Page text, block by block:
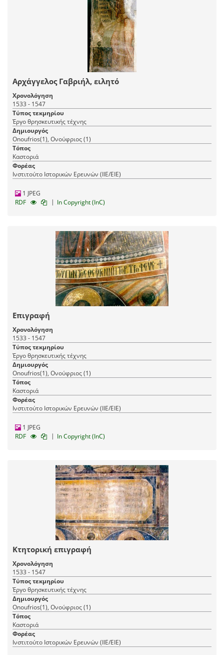
Αρχάγγελος Γαβριήλ, ειλητό
Χρονολόγηση
1533 - 1547
Τύπος τεκμηρίου
Έργο θρησκευτικής τέχνης
Δημιουργός
Onoufrios(1), Ονούφριος (1)
Τόπος
Καστοριά
Φορέας
Ινστιτούτο Ιστορικών Ερευνών (ΙΙΕ/ΕΙΕ)
1 JPEG
RDF
| In Copyright (InC)
Επιγραφή
Χρονολόγηση
1533 - 1547
Τύπος τεκμηρίου
Έργο θρησκευτικής τέχνης
Δημιουργός
Onoufrios(1), Ονούφριος (1)
Τόπος
Καστοριά
Φορέας
Ινστιτούτο Ιστορικών Ερευνών (ΙΙΕ/ΕΙΕ)
1 JPEG
RDF
| In Copyright (InC)
Κτητορική επιγραφή
Χρονολόγηση
1533 - 1547
Τύπος τεκμηρίου
Έργο θρησκευτικής τέχνης
Δημιουργός
Onoufrios(1), Ονούφριος (1)
Τόπος
Καστοριά
Φορέας
Ινστιτούτο Ιστορικών Ερευνών (ΙΙΕ/ΕΙΕ)